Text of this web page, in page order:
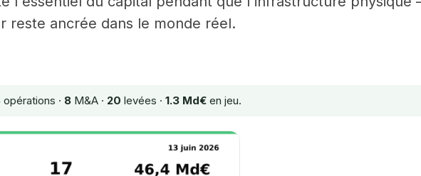
reste ancrée dans le monde réel.
opérations · 8 M&A · 20 levées · 1.3 Md€ en jeu.